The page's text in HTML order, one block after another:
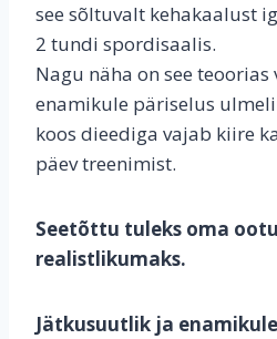
see sõltuvalt kehakaalust
2 tundi spordisaalis.
Nagu näha on see
enamikule päriselus
koos dieediga vajab kiire
päev treenimist.
Seetõttu tuleks oma
realistlikumaks.
Jätkusuutlik ja